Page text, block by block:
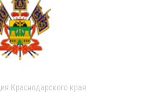
Краснодарского края